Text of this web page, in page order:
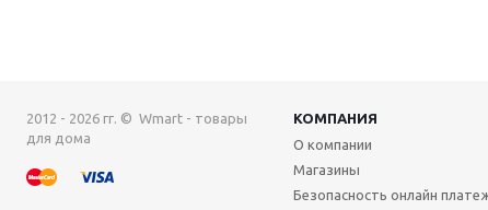
2012 - 2026 гг. © Wmart - товары
для дома
КОМПАНИЯ
О компании
Магазины
Безопасность онлайн